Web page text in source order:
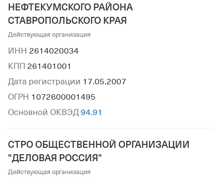
НЕФТЕКУМСКОГО РАЙОНА
СТАВРОПОЛЬСКОГО КРАЯ
Действующая организация
ИНН 2614020034
КПП 261401001
Дата регистрации 17.05.2007
ОГРН 1072600001495
Основной ОКВЭД 94.91
СТРО ОБЩЕСТВЕННОЙ ОРГАНИЗАЦИИ
"ДЕЛОВАЯ РОССИЯ"
Действующая организация